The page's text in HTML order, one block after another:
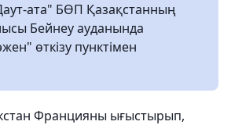
ата" БӨП Қазақстанның
Бейнеу ауданында
өткізу пунктімен
Францияны ығыстырып,